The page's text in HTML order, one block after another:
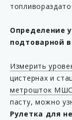
Определение
подтоварной
Измерить
цистернах и
метрошток МШС
пасту, можно
Рулетка для